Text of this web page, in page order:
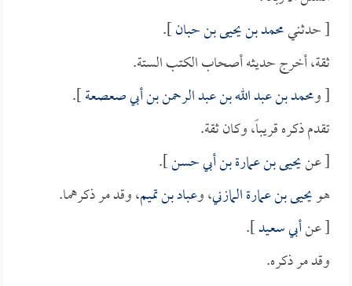
[ حدثنيمحمد بن يحيى بن حبان].
ثقة، أخرج حديثه أصحاب الكتب الستة.
[ ومحمد بن عبد الله بن عبد الرحمن بن أبي صعصعة].
تقدم ذكره قريباً، وكان ثقة.
[ عنيحيى بن عمارة بن أبي حسن].
هويحيى بن عمارة المازني، وعباد بن تميم، وقد مر ذكرهما.
[ عنأبي سعيد].
وقد مر ذكره.